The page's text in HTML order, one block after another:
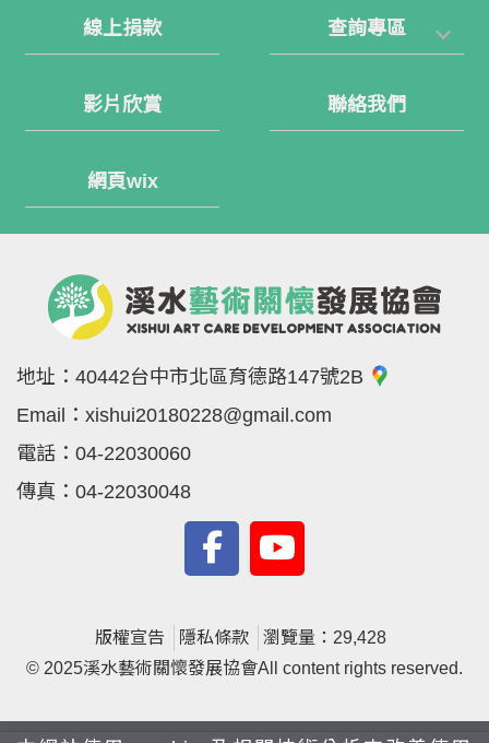
線上捐款 查詢專區
影片欣賞 聯絡我們
網頁wix
地址： 40442台中市北區育德路147號2B
Email： xishui20180228@gmail.com
電話： 04-22030060
傳真： 04-22030048
版權宣告 隱私條款
瀏覽量：29,428
© 2025溪水藝術關懷發展協會All content rights reserved.